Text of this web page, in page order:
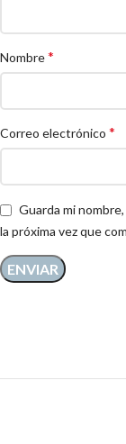
Nombre*
Correo electrónico *
Guarda mi
la próxima vez que